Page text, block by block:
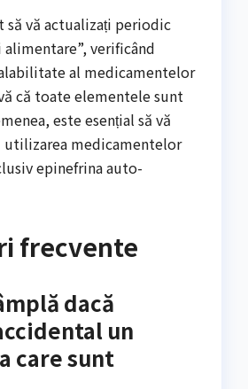
să vă actualizați periodic
alimentare”, verificând
al medicamentelor
că toate elementele sunt
este esențial să vă
utilizarea medicamentelor
epinefrina auto-
frecvente
dacă
un
care sunt